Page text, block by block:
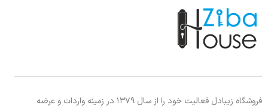
فروشگاه زیبادل فعالیت خود را از سال ۱۳۷۹ در زمینه واردات و عرضه